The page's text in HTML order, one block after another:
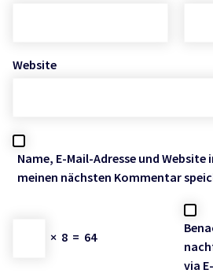
Website
Name, E-Mail-Adresse und
meinen nächsten Kommentar
× 8 = 64
via